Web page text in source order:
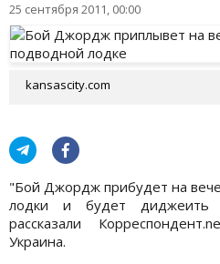
25 сентября 2011, 00:00
kansascity.com
"Бой Джордж прибудет на
лодки и будет диджеить
рассказали
Украина.